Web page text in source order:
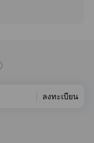
ลงทะเบียน